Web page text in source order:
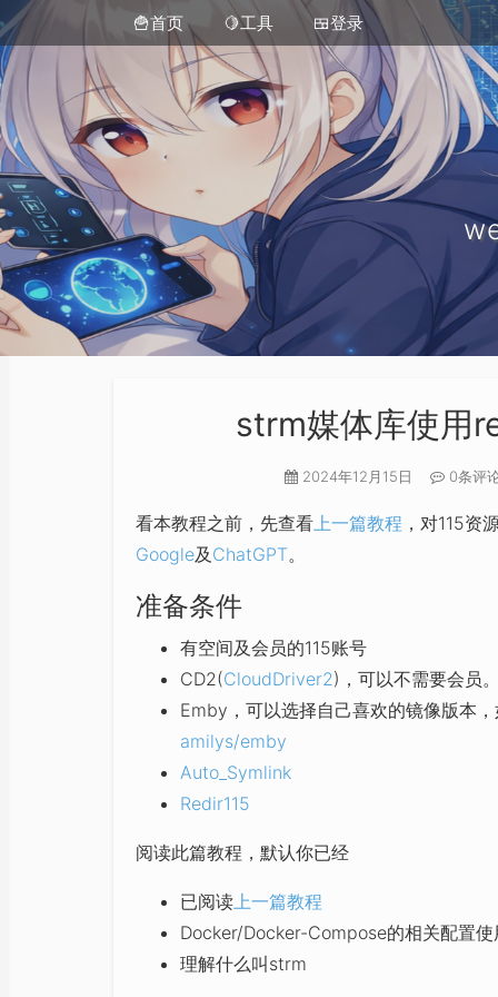
🍟首页 🍋工具 🍱登录
strm媒体库使用
2024年12月15日 0条评
看本教程之前，先查看上一篇教程 ，对115资
Google及 ChatGPT。
准备条件
有空间及会员的115账号
CD2(CloudDriver2)，可以不需要会员
Emby，可以选择自己喜欢的镜像版本
amilys/emby
Auto_Symlink
Redir115
阅读此篇教程，默认你已经
已阅读上一篇教程
Docker/Docker-Compose的相关配置使
理解什么叫strm